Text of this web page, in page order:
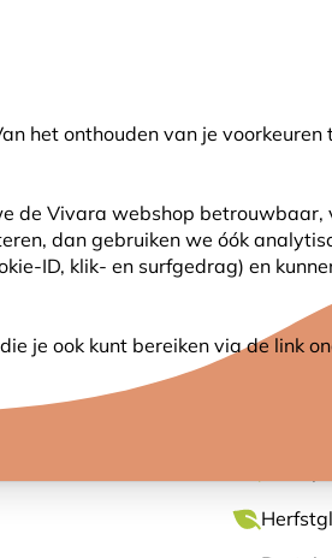
het onthouden van je voorkeuren
de Vivara webshop betrouwbaar,
dan gebruiken we óók
ID, klik- en surfgedrag) en
je ook kunt bereiken via de link
PLANTEN